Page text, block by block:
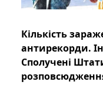
Кількість
антирекорди.
Сполучені